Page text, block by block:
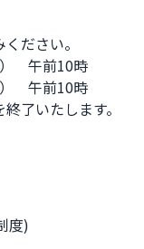
ださい。
　午前10時
　午前10時
了いたします。
度)